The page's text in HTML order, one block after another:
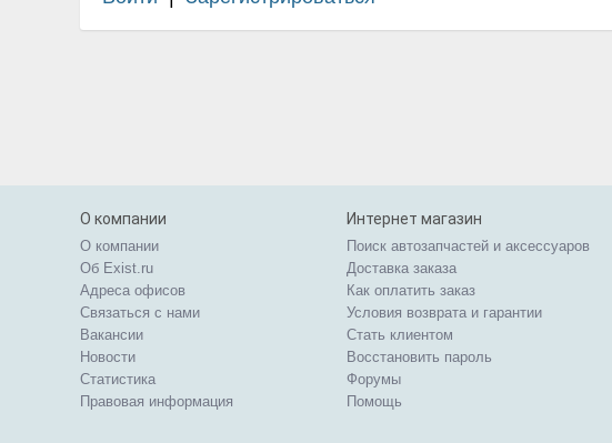
О компании
О компании
Об Exist.ru
Адреса офисов
Связаться с нами
Вакансии
Новости
Статистика
Правовая информация
Интернет магазин
Поиск автозапчастей и аксессуаров
Доставка заказа
Как оплатить заказ
Условия возврата и гарантии
Стать клиентом
Восстановить пароль
Форумы
Помощь